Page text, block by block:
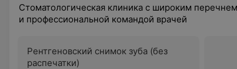
Стоматологическая клиника с широким
и профессиональной командой врачей
Рентгеновский снимок зуба (без
распечатки)